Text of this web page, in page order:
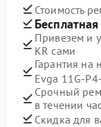
Стоимость
Привезем и
KR сами
Гарантия на
Evga 11G-
Срочный
в течении
Скидка для